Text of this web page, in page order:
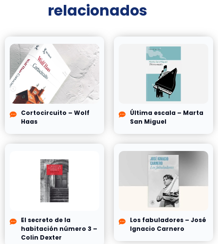
relacionados
Cortocircuito – Wolf
Haas
Última escala – Marta
San Miguel
El secreto de la
habitación número 3 –
Colin Dexter
Los fabuladores – José
Ignacio Carnero